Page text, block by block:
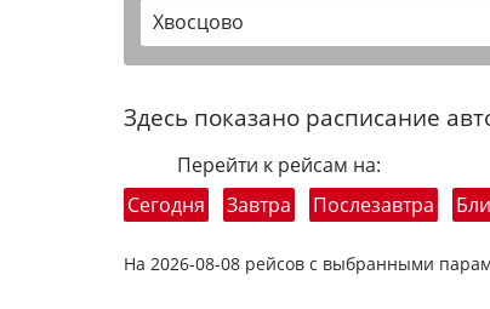
Хвосцово
Здесь показано расписание
Перейти к рейсам на:
Сегодня
Завтра Послезавтра
На 2026-08-08 рейсов с выбранными